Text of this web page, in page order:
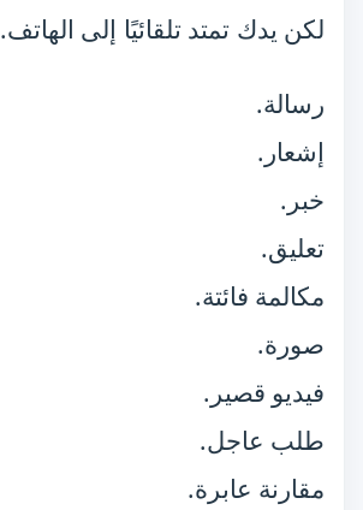
لكن يدك تمتد تلقائيًا إلى الهاتف.
رسالة.
إشعار.
خبر.
تعليق.
مكالمة فائتة.
صورة.
فيديو قصير.
طلب عاجل.
مقارنة عابرة.